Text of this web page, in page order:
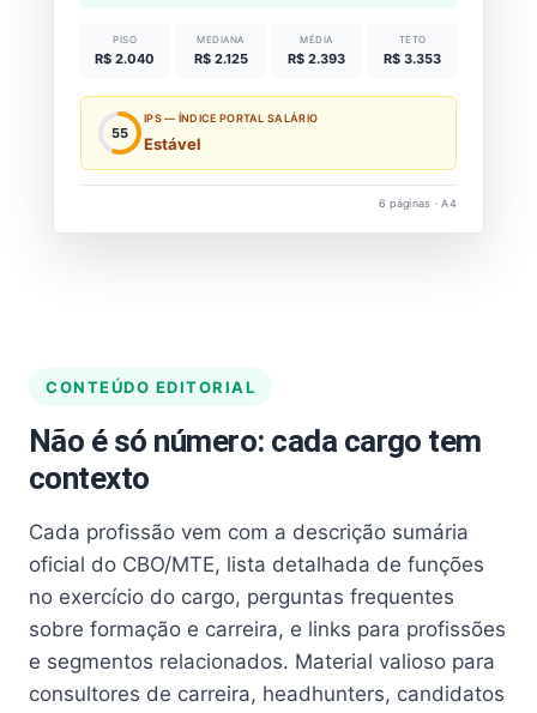
PISO
R$ 2.040
MEDIANA
R$ 2.125
MÉDIA
R$ 2.393
TETO
R$ 3.353
55
IPS — ÍNDICE PORTAL SALÁRIO
Estável
6 páginas · A4
CONTEÚDO EDITORIAL
Não é só número: cada cargo tem
contexto
Cada profissão vem com a descrição sumária
oficial do CBO/MTE, lista detalhada de funções
no exercício do cargo, perguntas frequentes
sobre formação e carreira, e links para profissões
e segmentos relacionados. Material valioso para
consultores de carreira, headhunters, candidatos